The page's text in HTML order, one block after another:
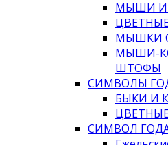
МЫШИ И
МЫШКИ
МЫШИ-
ШТОФЫ
СИМВОЛЫ
БЫКИ И
СИМВОЛ